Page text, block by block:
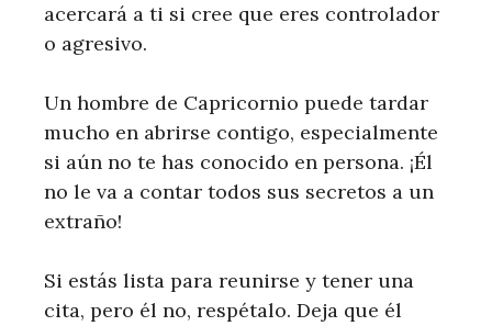
acercará a ti si cree que eres controlador
o agresivo.
Un hombre de Capricornio puede tardar
mucho en abrirse contigo, especialmente
si aún no te has conocido en persona. ¡Él
no le va a contar todos sus secretos a un
extraño!
Si estás lista para reunirse y tener una
cita, pero él no, respétalo. Deja que él